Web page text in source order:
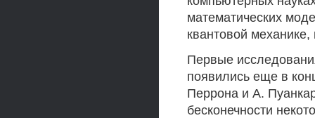
математических
квантовой
Первые
появились еще в
Перрона и А.
бесконечности